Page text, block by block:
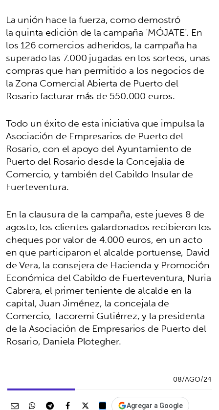
La unión hace la fuerza, como demostró
la quinta edición de la campaña ‘MÓJATE’. En
los 126 comercios adheridos, la campaña ha
superado las 7.000 jugadas en los sorteos, unas
compras que han permitido a los negocios de
la Zona Comercial Abierta de Puerto del
Rosario facturar más de 550.000 euros.
Todo un éxito de esta iniciativa que impulsa la
Asociación de Empresarios de Puerto del
Rosario, con el apoyo del Ayuntamiento de
Puerto del Rosario desde la Concejalía de
Comercio, y también del Cabildo Insular de
Fuerteventura.
En la clausura de la campaña, este jueves 8 de
agosto, los clientes galardonados recibieron los
cheques por valor de 4.000 euros, en un acto
en que participaron el alcalde portuense, David
de Vera, la consejera de Hacienda y Promoción
Económica del Cabildo de Fuerteventura, Nuria
Cabrera, el primer teniente de alcalde en la
capital, Juan Jiménez, la concejala de
Comercio, Tacoremi Gutiérrez, y la presidenta
de la Asociación de Empresarios de Puerto del
Rosario, Daniela Plotegher.
08/AGO/24
Agregar a Google